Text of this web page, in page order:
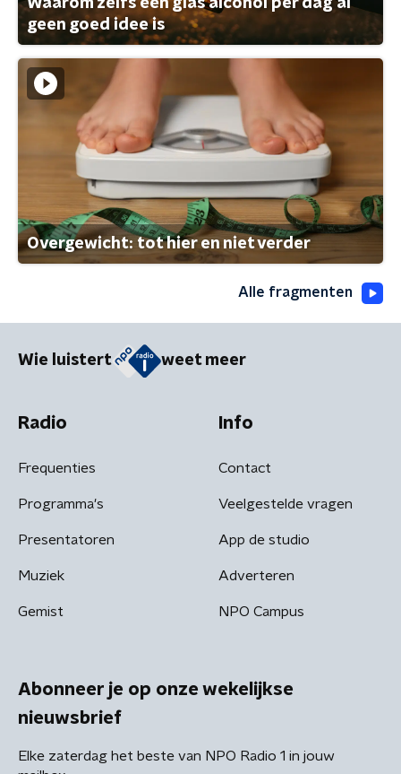
geen goed idee is
Overgewicht: tot hier en niet verder
Alle fragmenten
Wie luistert weet meer
Radio
Frequenties
Programma's
Presentatoren
Muziek
Gemist
Info
Contact
Veelgestelde vragen
App de studio
Adverteren
NPO Campus
Abonneer je op onze wekelijkse
nieuwsbrief
Elke zaterdag het beste van NPO Radio 1 in jouw